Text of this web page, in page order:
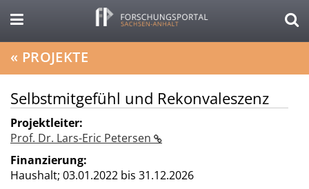
« PROJEKTE
Selbstmitgefühl und Rekonvaleszenz
Projektleiter:
Prof. Dr. Lars-Eric Petersen
Finanzierung:
Haushalt; 03.01.2022 bis 31.12.2026